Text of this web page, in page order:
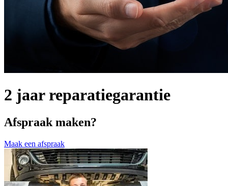
2 jaar reparatiegarantie
Afspraak maken?
Maak een afspraak